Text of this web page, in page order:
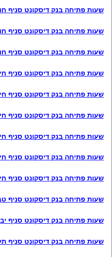
שעות פתיחה בנק דיסקונט סניף
שעות פתיחה בנק דיסקונט סניף
שעות פתיחה בנק דיסקונט סניף
שעות פתיחה בנק דיסקונט סניף
שעות פתיחה בנק דיסקונט סניף
שעות פתיחה בנק דיסקונט סניף
שעות פתיחה בנק דיסקונט סניף
שעות פתיחה בנק דיסקונט סניף
שעות פתיחה בנק דיסקונט סניף
שעות פתיחה בנק דיסקונט סניף
שעות פתיחה בנק דיסקונט סניף
שעות פתיחה בנק דיסקונט סניף